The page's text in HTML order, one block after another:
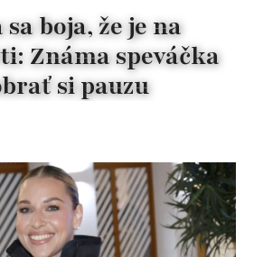
boja, že je na
Známa speváčka
si pauzu